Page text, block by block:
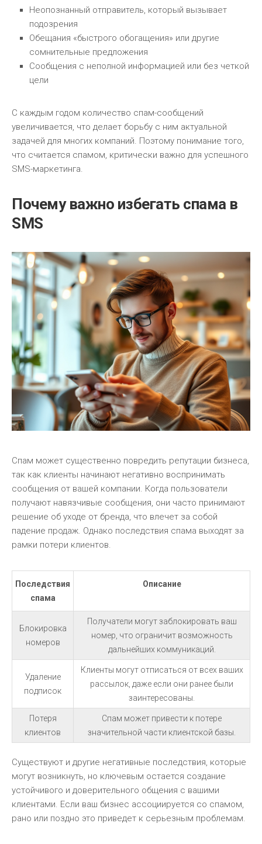
Неопознанный отправитель, который вызывает
подозрения
Обещания «быстрого обогащения» или другие
сомнительные предложения
Сообщения с неполной информацией или без четкой
цели
С каждым годом количество спам-сообщений
увеличивается, что делает борьбу с ним актуальной
задачей для многих компаний. Поэтому понимание того,
что считается спамом, критически важно для успешного
SMS-маркетинга.
Почему важно избегать спама в
SMS
Спам может существенно повредить репутации бизнеса,
так как клиенты начинают негативно воспринимать
сообщения от вашей компании. Когда пользователи
получают навязчивые сообщения, они часто принимают
решение об уходе от бренда, что влечет за собой
падение продаж. Однако последствия спама выходят за
рамки потери клиентов.
Последствия
спама
Описание
Блокировка
номеров
Получатели могут заблокировать ваш
номер, что ограничит возможность
дальнейших коммуникаций.
Удаление
подписок
Клиенты могут отписаться от всех ваших
рассылок, даже если они ранее были
заинтересованы.
Потеря
клиентов
Спам может привести к потере
значительной части клиентской базы.
Существуют и другие негативные последствия, которые
могут возникнуть, но ключевым остается создание
устойчивого и доверительного общения с вашими
клиентами. Если ваш бизнес ассоциируется со спамом,
рано или поздно это приведет к серьезным проблемам.